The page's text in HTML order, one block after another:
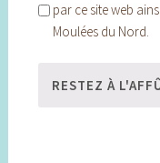
par ce site web
Moulées du Nord.